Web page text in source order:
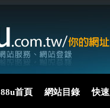
88u首頁 網站目錄 快